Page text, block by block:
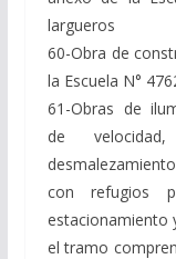
largueros
60-Obra de
la Escuela N°
61-Obras de
de
con refugios
estacionamiento
el tramo